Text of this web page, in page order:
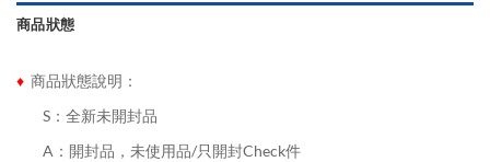
商品狀態
♦ 商品狀態說明：
S：全新未開封品
A：開封品，未使用品/只開封Check件